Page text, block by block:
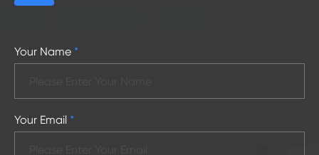
Your Name *
Your Email *